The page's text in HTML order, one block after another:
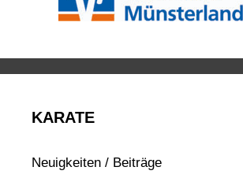
KARATE
Neuigkeiten / Beiträge